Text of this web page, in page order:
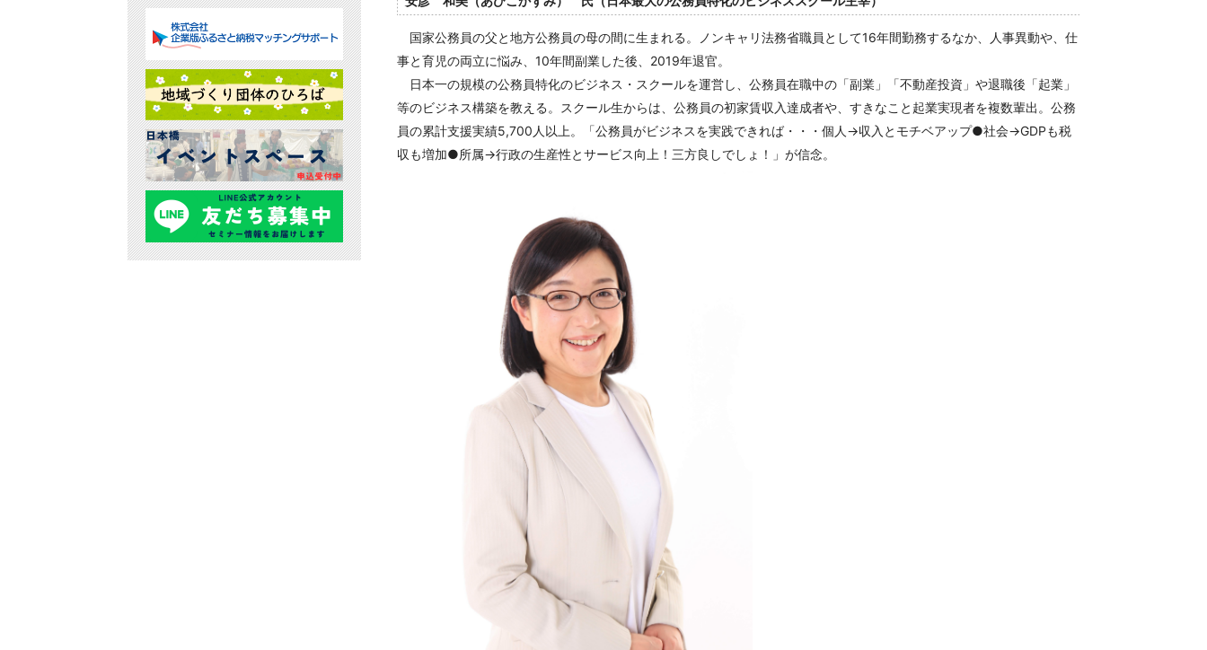
国家公務員の父と地方公務員の母の間に生まれる。ノンキャリ法務省職員として16年間勤務するなか、人事異動や、仕
事と育児の両立に悩み、10年間副業した後、2019年退官。
日本一の規模の公務員特化のビジネス・スクールを運営し、公務員在職中の「副業」「不動産投資」や退職後「起業」
等のビジネス構築を教える。スクール生からは、公務員の初家賃収入達成者や、すきなこと起業実現者を複数輩出。公務
員の累計支援実績5,700人以上。「公務員がビジネスを実践できれば・・・個人→収入とモチベアップ●社会→GDPも税
収も増加●所属→行政の生産性とサービス向上！三方良しでしょ！」が信念。